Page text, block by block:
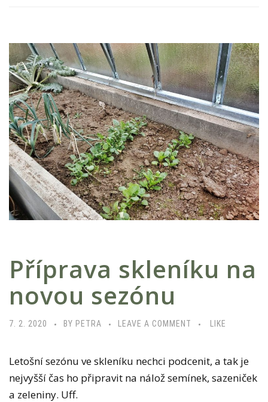
Příprava skleníku na
novou sezónu
7. 2. 2020 BY PETRA LEAVE A COMMENT LIKE
Letošní sezónu ve skleníku nechci podcenit, a tak je
nejvyšší čas ho připravit na nálož semínek, sazeniček
a zeleniny. Uff.